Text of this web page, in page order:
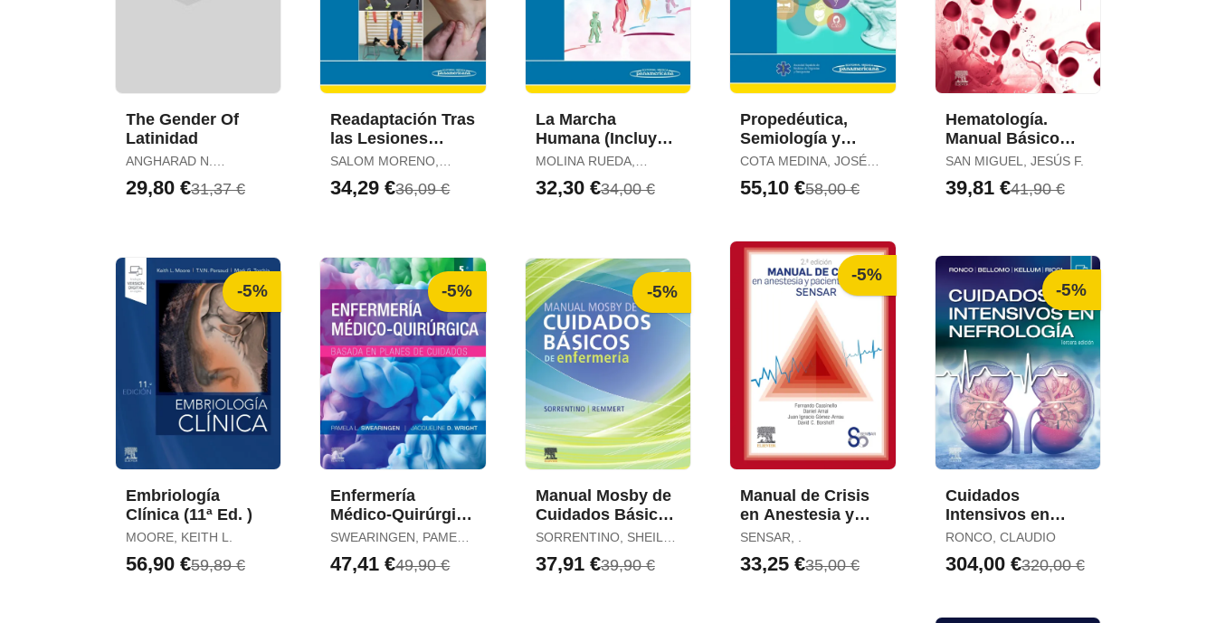
The Gender Of
Latinidad
ANGHARAD N.
31,37 €
29,80 €
Readaptación Tras
las Lesiones
Deportivas
Digital)
SALOM MORENO,
36,09 €
34,29 €
La Marcha
Humana (Incluye
Versión Digital)
MOLINA RUEDA,
ARRATALÁ TEJADA,
34,00 €
32,30 €
Propedéutica,
Semiología y
Terapéutica en
Versión Digital)
COTA MEDINA, JOSÉ
58,00 €
55,10 €
Hematología.
Manual Básico
Razonado (5ª Ed. )
SAN MIGUEL, JESÚS F.
41,90 €
39,81 €
-5%
Embriología
Clínica (11ª Ed. )
MOORE, KEITH L.
59,89 €
56,90 €
-5%
Enfermería
Médico-Quirúrgica
Basada en Planes
)
SWEARINGEN, PAMELA
49,90 €
47,41 €
-5%
Manual Mosby de
Cuidados Básicos
de Enfermería (6ª
SORRENTINO, SHEILA
39,90 €
37,91 €
-5%
Manual de Crisis
en Anestesia y
Pacientes Críticos
SENSAR, .
35,00 €
33,25 €
-5%
Cuidados
Intensivos en
Nefrología (3ª Ed.
RONCO, CLAUDIO
320,00 €
304,00 €